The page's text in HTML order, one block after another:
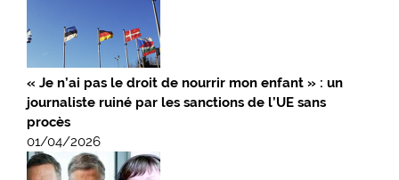
« Je n’ai pas le droit de nourrir mon enfant » : un
journaliste ruiné par les sanctions de l’UE sans
procès
01/04/2026